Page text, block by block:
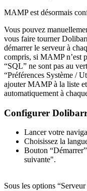
MAMP est désormais
Vous pouvez
vous faire tourner
démarrer le serveur à
compris, si MAMP n’est
“SQL” ne sont pas au
“Préférences Système /
ajouter MAMP à la liste
automatiquement à
Configurer
Lancer votre
Choisissez la
Bouton
suivante".
Sous les options